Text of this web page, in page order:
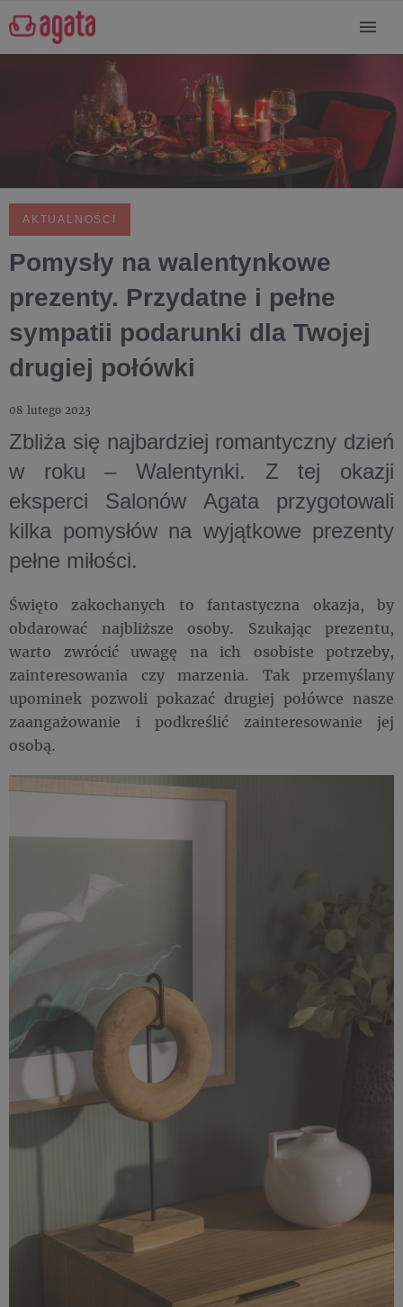
AKTUALNOŚCI
Pomysły na walentynkowe
prezenty. Przydatne i pełne
sympatii podarunki dla Twojej
drugiej połówki
08 lutego 2023
Zbliża się najbardziej romantyczny dzień
w roku – Walentynki. Z tej okazji
eksperci Salonów Agata przygotowali
kilka pomysłów na wyjątkowe prezenty
pełne miłości.
Święto zakochanych to fantastyczna okazja, by
obdarować najbliższe osoby. Szukając prezentu,
warto zwrócić uwagę na ich osobiste potrzeby,
zainteresowania czy marzenia. Tak przemyślany
upominek pozwoli pokazać drugiej połówce nasze
zaangażowanie i podkreślić zainteresowanie jej
osobą.